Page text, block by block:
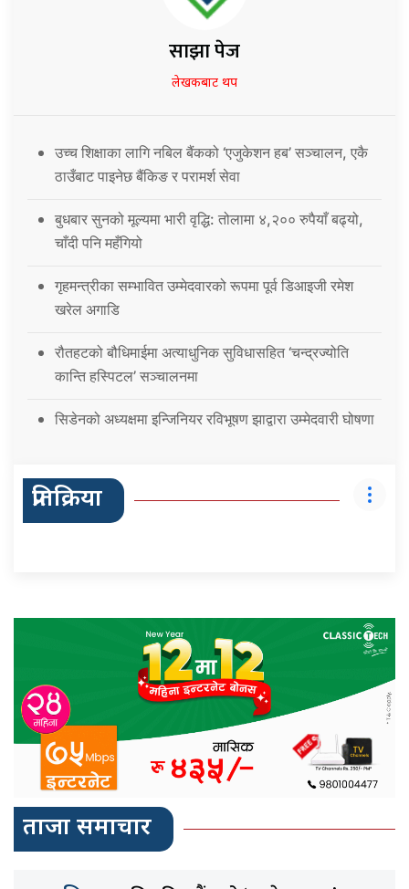
साझा पेज
लेखकबाट थप
उच्च शिक्षाका लागि नबिल बैंकको ‘एजुकेशन हब’ सञ्चालन, एकै
ठाउँबाट पाइनेछ बैंकिङ र परामर्श सेवा
बुधबार सुनको मूल्यमा भारी वृद्धि: तोलामा ४,२०० रुपैयाँ बढ्यो,
चाँदी पनि महँगियो
गृहमन्त्रीका सम्भावित उम्मेदवारको रूपमा पूर्व डिआइजी रमेश
खरेल अगाडि
रौतहटको बौधिमाईमा अत्याधुनिक सुविधासहित ‘चन्द्रज्योति
कान्ति हस्पिटल’ सञ्चालनमा
सिडेनको अध्यक्षमा इन्जिनियर रविभूषण झाद्वारा उम्मेदवारी घोषणा
प्रतिक्रिया
ताजा समाचार